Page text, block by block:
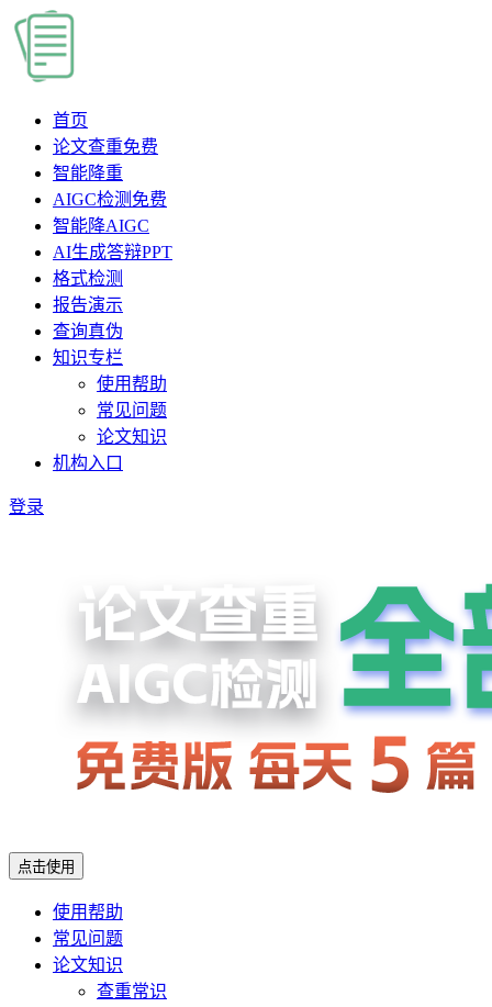
首页
论文查重免费
智能降重
AIGC检测 免费
智能降AIGC
AI生成答辩PPT
格式检测
报告演示
查询真伪
知识专栏
使用帮助
常见问题
论文知识
机构入口
登录
点击使用
使用帮助
常见问题
论文知识
查重常识